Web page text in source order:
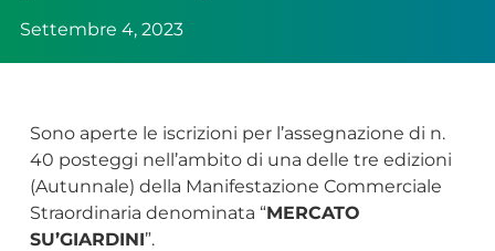
Settembre 4, 2023
Sono aperte le iscrizioni per l’assegnazione di n.
40 posteggi nell’ambito di una delle tre edizioni
(Autunnale) della Manifestazione Commerciale
Straordinaria denominata “MERCATO
SU’GIARDINI”.